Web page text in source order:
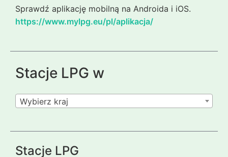
Sprawdź aplikację mobilną na Androida i iOS.
https://www.mylpg.eu/pl/aplikacja/
Stacje LPG w
Wybierz kraj
Stacje LPG